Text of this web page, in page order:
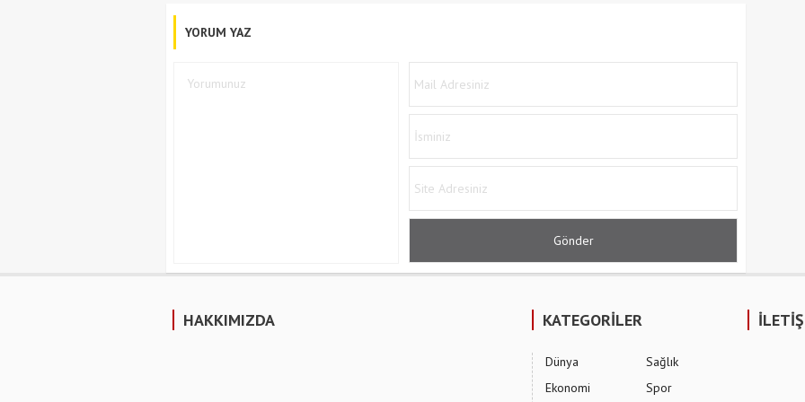
YORUM YAZ
HAKKIMIZDA KATEGORİLER
Dünya
Ekonomi
Sağlık
Spor